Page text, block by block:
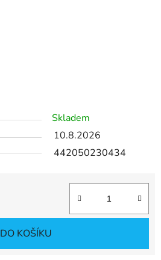
Skladem
10.8.2026
442050230434
DO KOŠÍKU